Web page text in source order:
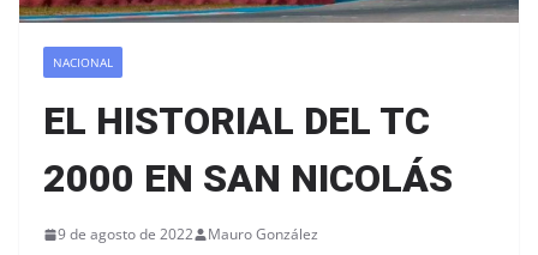
NACIONAL
EL HISTORIAL DEL TC
2000 EN SAN NICOLÁS
9 de agosto de 2022 Mauro González